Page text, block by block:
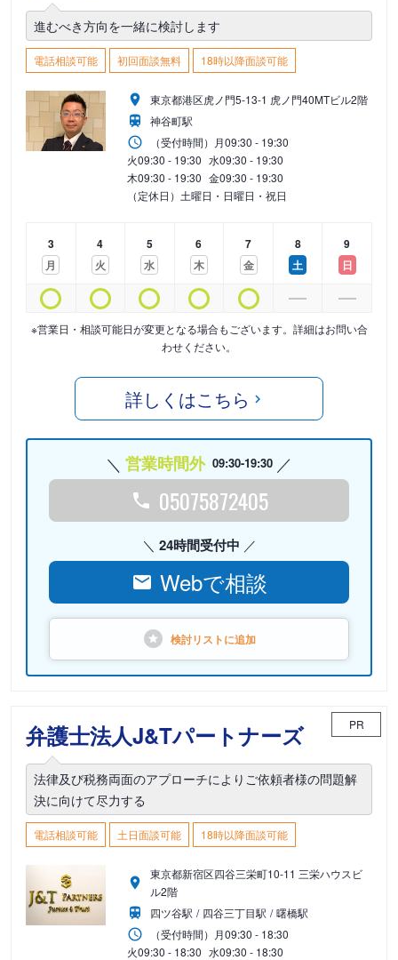
進むべき方向を一緒に検討します
電話相談可能 初回面談無料 18時以降面談可能
東京都港区虎ノ門5-13-1 虎ノ門40MTビル2階
神谷町駅
（受付時間） 月09:30 - 19:30
火09:30 - 19:30 水09:30 - 19:30
木09:30 - 19:30 金09:30 - 19:30
（定休日）土曜日・日曜日・祝日
3
月
4
火
5
水
6
木
7
金
8
土
9
日
※営業日・相談可能日が変更となる場合もございます。詳細はお問い合
わせください。
詳しくはこちら
営業時間外 09:30-19:30
05075872405
24時間受付中
Webで相談
検討リストに追加
弁護士法人J&Tパートナーズ PR
法律及び税務両面のアプローチによりご依頼者様の問題解
決に向けて尽力する
電話相談可能 土日面談可能 18時以降面談可能
東京都新宿区四谷三栄町10-11 三栄ハウスビ
ル2階
四ツ谷駅
四谷三丁目駅
曙橋駅
（受付時間） 月09:30 - 18:30
火09:30 - 18:30 水09:30 - 18:30